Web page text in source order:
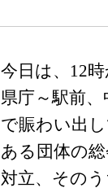
今日は、12
県庁～駅前
で賑わい出し
ある団体の
対立、その